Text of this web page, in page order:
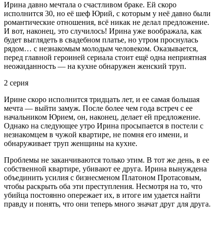
Ирина давно мечтала о счастливом браке. Ей скоро
исполнится 30, но её шеф Юрий, с которым у неё давно были
романтические отношения, всё никак не делал предложение.
И вот, наконец, это случилось! Ирина уже воображала, как
будет выглядеть в свадебном платье, но утром проснулась
рядом… с незнакомым молодым человеком. Оказывается,
перед главной героиней сериала стоит ещё одна неприятная
неожиданность — на кухне обнаружен женский труп.
2 серия
Ирине скоро исполнится тридцать лет, и ее самая большая
мечта — выйти замуж. После более чем года встреч с ее
начальником Юрием, он, наконец, делает ей предложение.
Однако на следующее утро Ирина просыпается в постели с
незнакомцем в чужой квартире, не помня его имени, и
обнаруживает труп женщины на кухне.
Проблемы не заканчиваются только этим. В тот же день, в ее
собственной квартире, убивают ее друга. Ирина вынуждена
объединить усилия с бизнесменом Платоном Протасовым,
чтобы раскрыть оба эти преступления. Несмотря на то, что
убийца постоянно опережает их, в итоге им удается найти
правду и понять, что они теперь много значат друг для друга.